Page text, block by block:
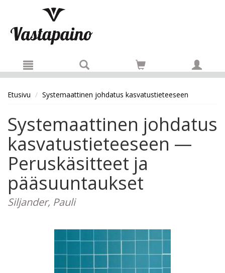
Etusivu Systemaattinen johdatus kasvatustieteeseen
Systemaattinen johdatus
kasvatustieteeseen —
Peruskäsitteet ja
pääsuuntaukset
Siljander, Pauli